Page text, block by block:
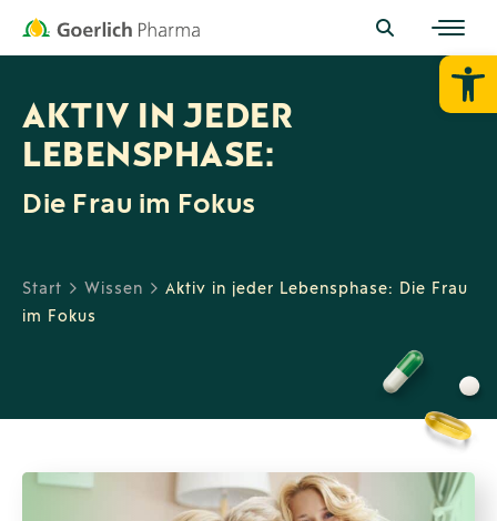
AKTIV IN JEDER
LEBENSPHASE:
Die Frau im Fokus
Start Wissen
Aktiv in jeder Lebensphase: Die Frau
im Fokus